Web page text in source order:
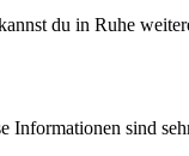
du in Ruhe
Informationen sind